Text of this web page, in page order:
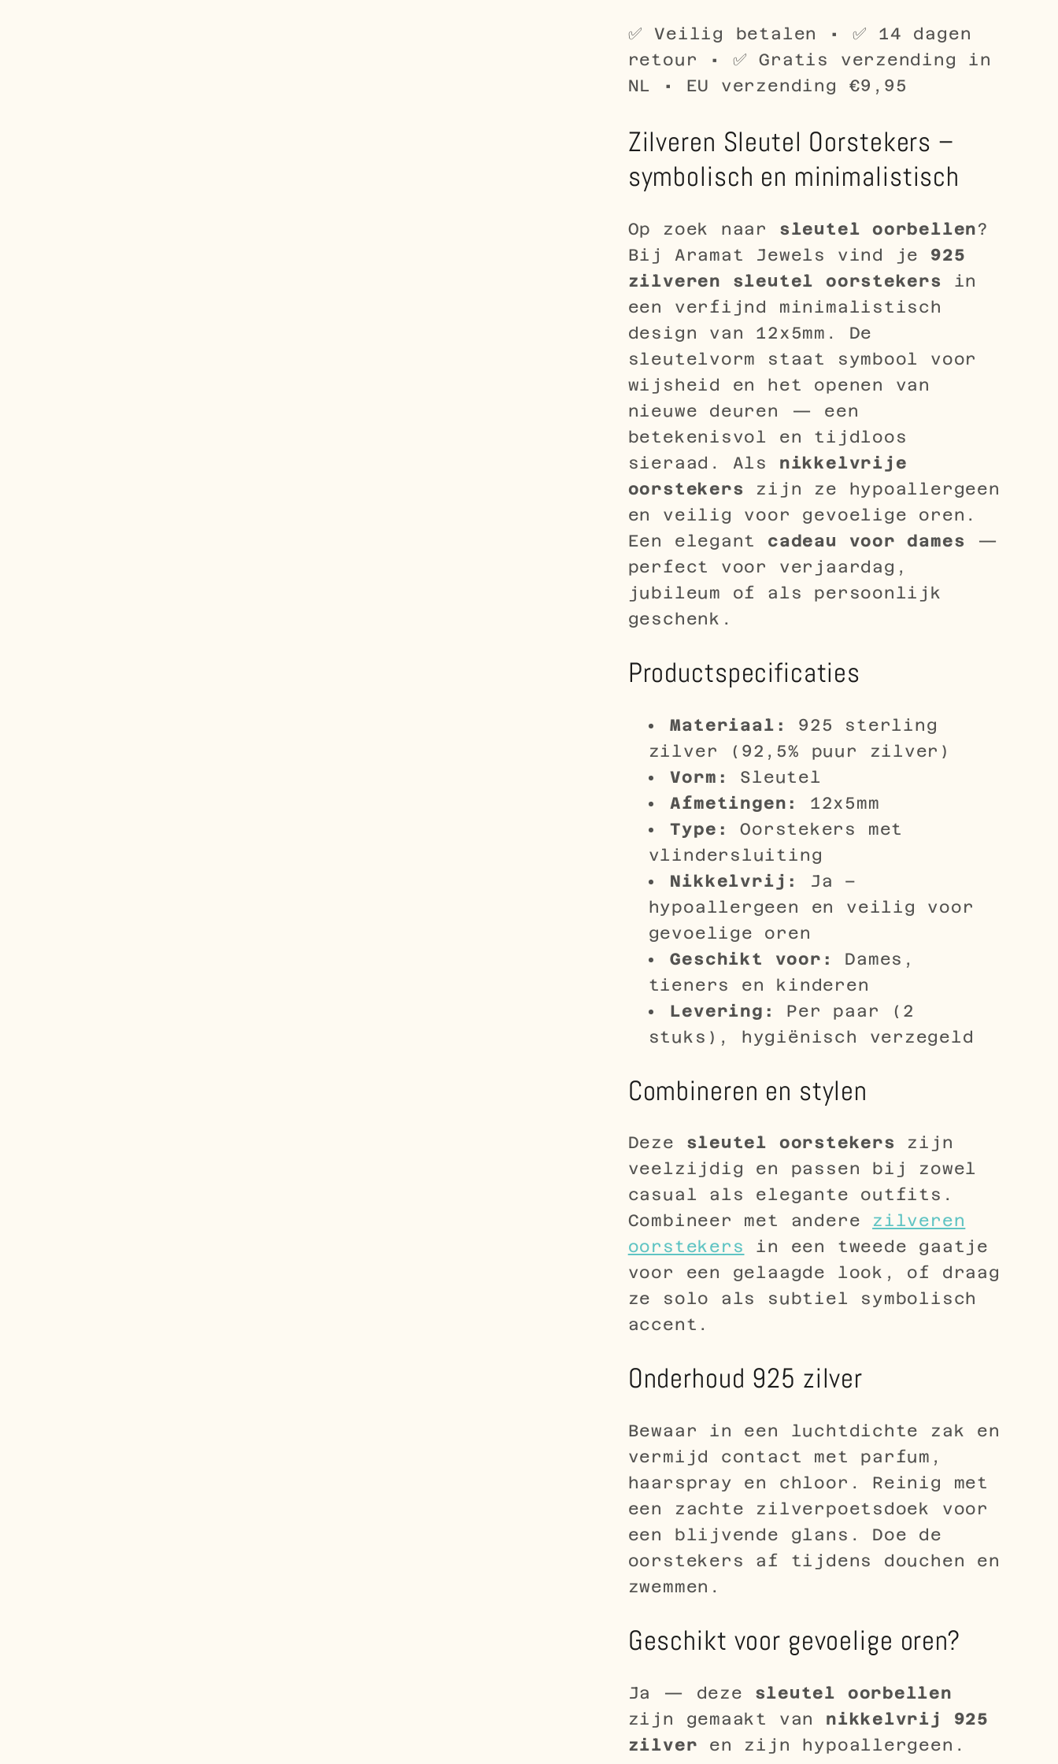
Symbolisch
Design
Symbolisch
Design
✅ Veilig betalen • ✅ 14 dagen
retour • ✅ Gratis verzending in
NL • EU verzending €9,95
Zilveren Sleutel Oorstekers –
symbolisch en minimalistisch
Op zoek naar sleutel oorbellen?
Bij Aramat Jewels vind je 925
zilveren sleutel oorstekers
in
een verfijnd minimalistisch
design van 12x5mm. De
sleutelvorm staat symbool voor
wijsheid en het openen van
nieuwe deuren — een
betekenisvol en tijdloos
sieraad. Als nikkelvrije
oorstekers
zijn ze hypoallergeen
en veilig voor gevoelige oren.
Een elegant cadeau voor dames —
perfect voor verjaardag,
jubileum of als persoonlijk
geschenk.
Productspecificaties
Materiaal:
925 sterling
zilver (92,5% puur zilver)
Vorm:
Sleutel
Afmetingen:
12x5mm
Type:
Oorstekers met
vlindersluiting
Nikkelvrij:
Ja –
hypoallergeen en veilig voor
gevoelige oren
Geschikt voor:
Dames,
tieners en kinderen
Levering:
Per paar (2
stuks), hygiënisch verzegeld
Combineren en stylen
Deze sleutel oorstekers
zijn
veelzijdig en passen bij zowel
casual als elegante outfits.
Combineer met andere zilveren
oorstekers
in een tweede gaatje
voor een gelaagde look, of draag
ze solo als subtiel symbolisch
accent.
Onderhoud 925 zilver
Bewaar in een luchtdichte zak en
vermijd contact met parfum,
haarspray en chloor. Reinig met
een zachte zilverpoetsdoek voor
een blijvende glans. Doe de
oorstekers af tijdens douchen en
zwemmen.
Geschikt voor gevoelige oren?
Ja — deze sleutel oorbellen
zijn gemaakt van nikkelvrij 925
zilver en zijn hypoallergeen.